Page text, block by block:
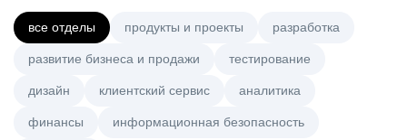
все отделы продукты и проекты разработка
развитие бизнеса и продажи тестирование
дизайн клиентский сервис аналитика
финансы информационная безопасность